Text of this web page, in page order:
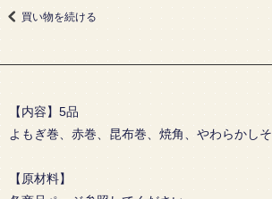
買い物を続ける
【内容】5品
よもぎ巻、赤巻、昆布巻、焼角、やわらかしそ
【原材料】